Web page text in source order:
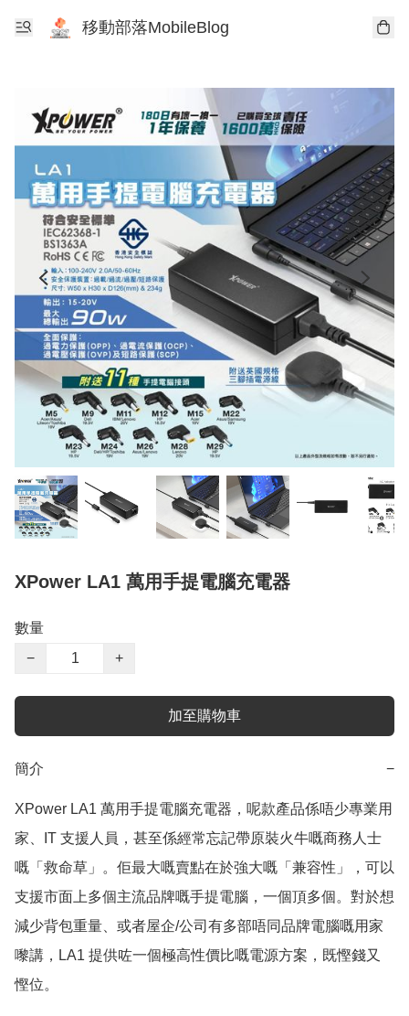
移動部落MobileBlog
XPower LA1 萬用手提電腦充電器
數量
−
+
加至購物車
簡介 −
XPower LA1 萬用手提電腦充電器，呢款產品係唔少專業用
家、IT 支援人員，甚至係經常忘記帶原裝火牛嘅商務人士
嘅「救命草」。佢最大嘅賣點在於強大嘅「兼容性」，可以
支援市面上多個主流品牌嘅手提電腦，一個頂多個。對於想
減少背包重量、或者屋企/公司有多部唔同品牌電腦嘅用家
嚟講，LA1 提供咗一個極高性價比嘅電源方案，既慳錢又
慳位。